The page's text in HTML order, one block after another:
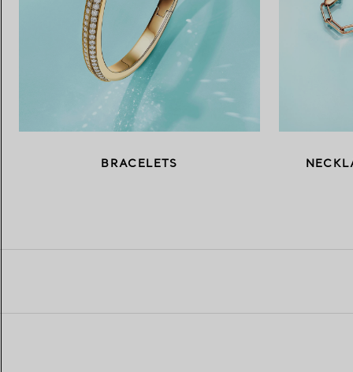
BRACELETS